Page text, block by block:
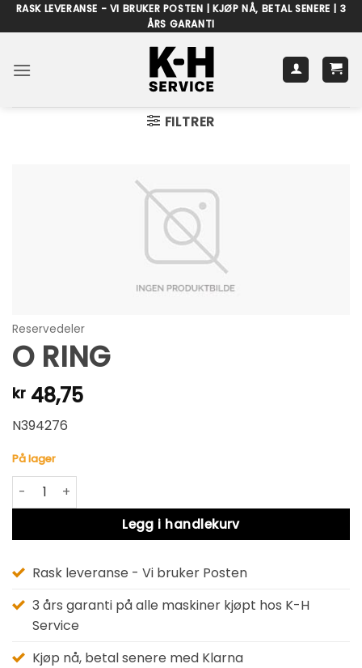
Skip
to
RASK LEVERANSE - VI BRUKER POSTEN | KJØP NÅ, BETAL SENERE | 3
ÅRS GARANTI
FILTRER
Reservedeler
O RING
kr 48,75
N394276
På lager
O RING antall
Legg i handlekurv
Alternative:
Rask leveranse - Vi bruker Posten
3 års garanti på alle maskiner kjøpt hos K-H
Service
Kjøp nå, betal senere med Klarna